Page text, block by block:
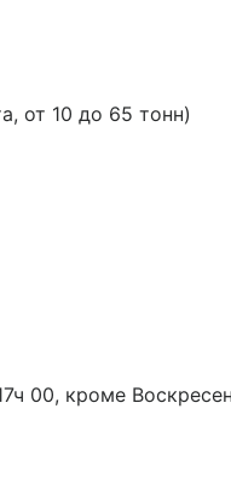
от 10 до 65 тонн)
00, кроме